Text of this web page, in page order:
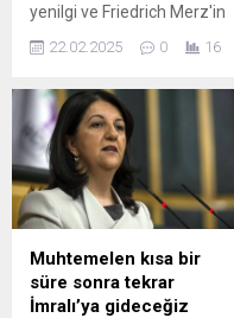
yenilgi ve Friedrich Merz'in
Şansölye koltuğuna
yükselişiyle sonuçlanması
Şansölye olması haftalar,
hatta aylar sürebilir.
Kendisine koalisyon ortağı
araya Merz ise, en güçlü
ikinci parti olarak seçimden
çıkması beklenen AfD hariç
tüm ortaklarla görüşmeye
hazırlanıyor.
22.02.2025 0 16
Muhtemelen kısa bir
süre sonra tekrar
İmralı’ya gideceğiz